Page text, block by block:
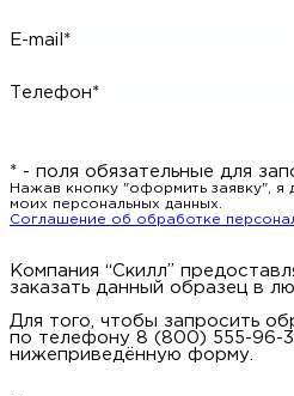
E-mail*
Телефон*
* - поля обязательные для
Нажав кнопку "оформить заявку", я
моих персональных данных.
Соглашение об обработке
Компания “Скилл”
заказать данный образец в
Для того, чтобы запросить
по телефону 8 (800) 555-96-
нижеприведённую форму.